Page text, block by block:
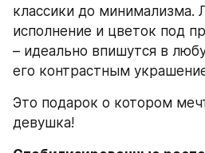
классики до минимализма.
исполнение и цветок под
– идеально впишутся в
его контрастным
Это подарок о котором
девушка!